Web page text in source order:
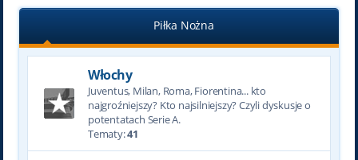
Piłka Nożna
Włochy
Juventus, Milan, Roma, Fiorentina... kto
najgroźniejszy? Kto najsilniejszy? Czyli dyskusje o
potentatach Serie A.
Tematy:41